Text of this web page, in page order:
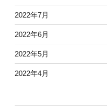
2022年7月
2022年6月
2022年5月
2022年4月